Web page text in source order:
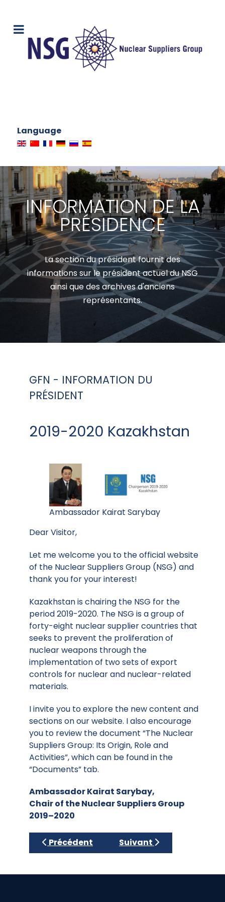
Language
INFORMATION DE LA
PRÉSIDENCE
La section du président fournit des
informations sur le président actuel du NSG
ainsi que des archives d'anciens
représentants.
GFN - INFORMATION DU
PRÉSIDENT
2019-2020 Kazakhstan
Ambassador Kairat Sarybay
Dear Visitor,
Let me welcome you to the official website
of the Nuclear Suppliers Group (NSG) and
thank you for your interest!
Kazakhstan is chairing the NSG for the
period 2019-2020. The NSG is a group of
forty-eight nuclear supplier countries that
seeks to prevent the proliferation of
nuclear weapons through the
implementation of two sets of export
controls for nuclear and nuclear-related
materials.
I invite you to explore the new content and
sections on our website. I also encourage
you to review the document “The Nuclear
Suppliers Group: Its Origin, Role and
Activities”, which can be found in the
“Documents” tab.
Ambassador Kairat Sarybay,
Chair of the Nuclear Suppliers Group
2019–2020
Article précédent : 2020-2021 Belgium
Précédent Article suivant : 2018-
Suivant